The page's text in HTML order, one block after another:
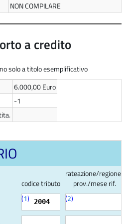
NON COMPILARE
a credito
solo a titolo esemplificativo
6.000,00 Euro
-1
codice tributo
rateazione/regione/
prov./mese rif.
(1) 2004 (2)